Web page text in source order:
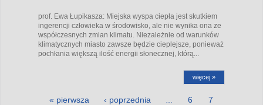
prof. Ewa Łupikasza: Miejska wyspa ciepła jest skutkiem
ingerencji człowieka w środowisko, ale nie wynika ona ze
współczesnych zmian klimatu. Niezależnie od warunków
klimatycznych miasto zawsze będzie cieplejsze, ponieważ
pochłania większą ilość energii słonecznej, którą...
więcej »
« pierwsza ‹ poprzednia 6
7